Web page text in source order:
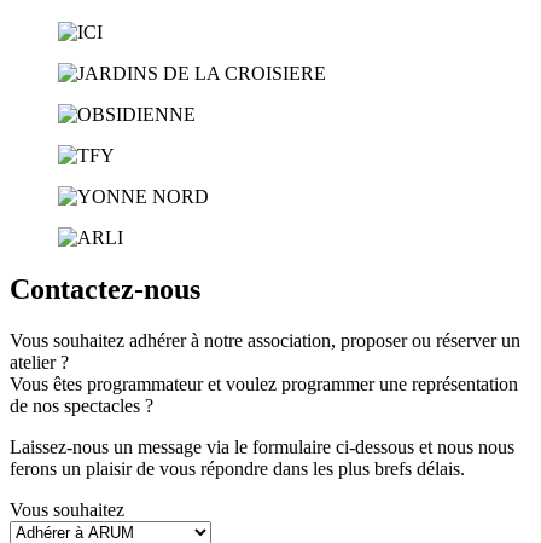
Contactez-nous
Vous souhaitez adhérer à notre association, proposer ou réserver un
atelier ?
Vous êtes programmateur et voulez programmer une représentation
de nos spectacles ?
Laissez-nous un message via le formulaire ci-dessous et nous nous
ferons un plaisir de vous répondre dans les plus brefs délais.
Vous souhaitez